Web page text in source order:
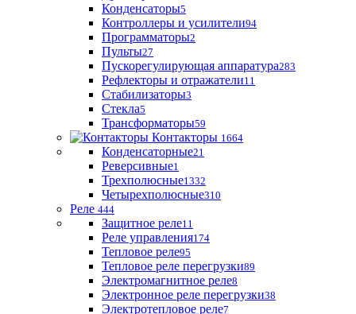
Конденсаторы5
Контроллеры и усилители94
Программаторы2
Пульты27
Пускорегулирующая аппаратура283
Рефлекторы и отражатели11
Стабилизаторы3
Стекла5
Трансформаторы59
Контакторы 1664
Конденсаторные21
Реверсивные1
Трехполюсные1332
Четырехполюсные310
Реле 444
Защитное реле11
Реле управления174
Тепловое реле95
Тепловое реле перегрузки89
Электромагнитное реле8
Электронное реле перегрузки38
Электротепловое реле7